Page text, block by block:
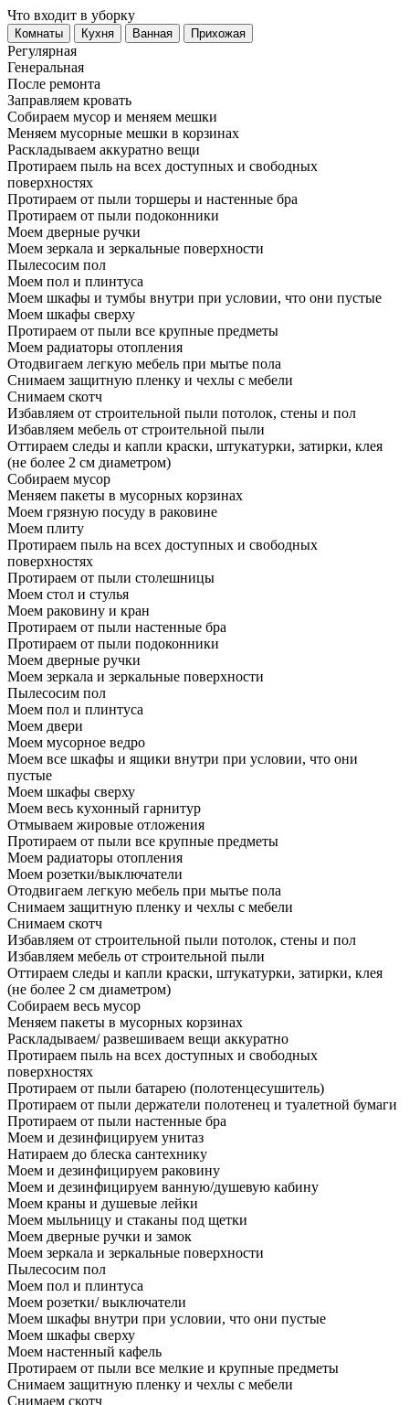
Что входит в уборку
Регу­лярная
Гене­ральная
После ремонта
Заправляем кровать
Собираем мусор и меняем мешки
Меняем мусорные мешки в корзинах
Раскладываем аккуратно вещи
Протираем пыль на всех доступных и свободных
поверхностях
Протираем от пыли торшеры и настенные бра
Протираем от пыли подоконники
Моем дверные ручки
Моем зеркала и зеркальные поверхности
Пылесосим пол
Моем пол и плинтуса
Моем шкафы и тумбы внутри при условии, что они пустые
Моем шкафы сверху
Протираем от пыли все крупные предметы
Моем радиаторы отопления
Отодвигаем легкую мебель при мытье пола
Снимаем защитную пленку и чехлы с мебели
Снимаем скотч
Избавляем от строительной пыли потолок, стены и пол
Избавляем мебель от строительной пыли
Оттираем следы и капли краски, штукатурки, затирки, клея
(не более 2 см диаметром)
Собираем мусор
Меняем пакеты в мусорных корзинах
Моем грязную посуду в раковине
Моем плиту
Протираем пыль на всех доступных и свободных
поверхностях
Протираем от пыли столешницы
Моем стол и стулья
Моем раковину и кран
Протираем от пыли настенные бра
Протираем от пыли подоконники
Моем дверные ручки
Моем зеркала и зеркальные поверхности
Пылесосим пол
Моем пол и плинтуса
Моем двери
Моем мусорное ведро
Моем все шкафы и ящики внутри при условии, что они
пустые
Моем шкафы сверху
Моем весь кухонный гарнитур
Отмываем жировые отложения
Протираем от пыли все крупные предметы
Моем радиаторы отопления
Моем розетки/выключатели
Отодвигаем легкую мебель при мытье пола
Снимаем защитную пленку и чехлы с мебели
Снимаем скотч
Избавляем от строительной пыли потолок, стены и пол
Избавляем мебель от строительной пыли
Оттираем следы и капли краски, штукатурки, затирки, клея
(не более 2 см диаметром)
Собираем весь мусор
Меняем пакеты в мусорных корзинах
Раскладываем/ развешиваем вещи аккуратно
Протираем пыль на всех доступных и свободных
поверхностях
Протираем от пыли батарею (полотенцесушитель)
Протираем от пыли держатели полотенец и туалетной бумаги
Протираем от пыли настенные бра
Моем и дезинфицируем унитаз
Натираем до блеска сантехнику
Моем и дезинфицируем раковину
Моем и дезинфицируем ванную/душевую кабину
Моем краны и душевые лейки
Моем мыльницу и стаканы под щетки
Моем дверные ручки и замок
Моем зеркала и зеркальные поверхности
Пылесосим пол
Моем пол и плинтуса
Моем розетки/ выключатели
Моем шкафы внутри при условии, что они пустые
Моем шкафы сверху
Моем настенный кафель
Протираем от пыли все мелкие и крупные предметы
Снимаем защитную пленку и чехлы с мебели
Снимаем скотч